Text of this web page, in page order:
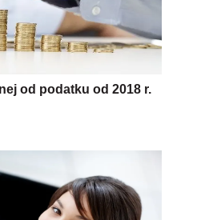
od podatku od 2018 r.